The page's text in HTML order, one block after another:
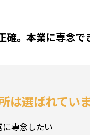
。本業に専念
は選ばれてい
専念したい